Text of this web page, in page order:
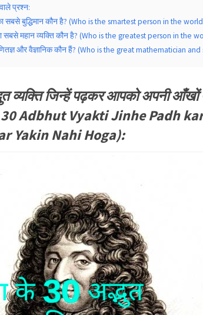
प्रश्न:
सबसे बुद्धिमान कौन है? (Who is the smartest person in the
सबसे महान व्यक्ति कौन है? (Who is the greatest person in the
और वैज्ञानिक कौन हैं? (Who is the great mathematician and
व्यक्ति जिन्हें पढ़कर आपको अपनी आँखों
30 Adbhut Vyakti Jinhe Padh
Yakin Nahi Hoga):